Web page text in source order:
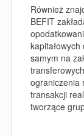
Również
BEFIT
kapitałowych
samym na
ograniczenia
transakcji
tworzące